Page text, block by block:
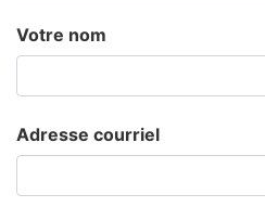
Votre nom
Adresse courriel